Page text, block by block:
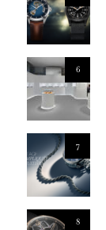
6
7
8